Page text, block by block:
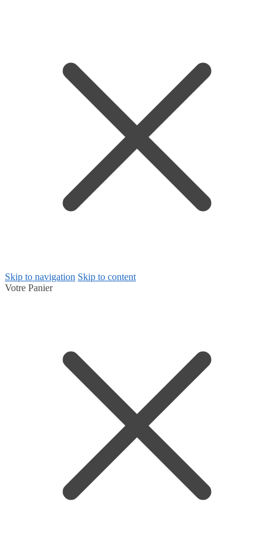
Skip to navigation Skip to content
Votre Panier